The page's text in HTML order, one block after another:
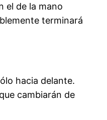
el de la mano
terminará
hacia delante.
cambiarán de